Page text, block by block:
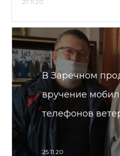
27.11.20
В Заречном
вручение
телефонов
25.11.20